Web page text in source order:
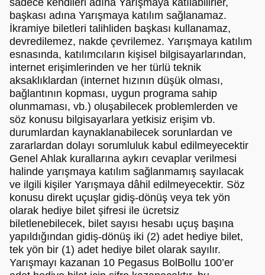
başkası adına Yarışmaya katılım sağlanamaz.
İkramiye biletleri talihliden başkası kullanamaz,
devredilemez, nakde çevrilemez. Yarışmaya katılım
esnasında, katılımcıların kişisel bilgisayarlarından,
internet erişimlerinden ve her türlü teknik
aksaklıklardan (internet hızının düşük olması,
bağlantının kopması, uygun programa sahip
olunmaması, vb.) oluşabilecek problemlerden ve
söz konusu bilgisayarlara yetkisiz erişim vb.
durumlardan kaynaklanabilecek sorunlardan ve
zararlardan dolayı sorumluluk kabul edilmeyecektir
Genel Ahlak kurallarına aykırı cevaplar verilmesi
halinde yarışmaya katılım sağlanmamış sayılacak
ve ilgili kişiler Yarışmaya dâhil edilmeyecektir. Söz
konusu direkt uçuşlar gidiş-dönüş veya tek yön
olarak hediye bilet şifresi ile ücretsiz
biletlenebilecek, bilet sayısı hesabı uçuş başına
yapıldığından gidiş-dönüş iki (2) adet hediye bilet,
tek yön bir (1) adet hediye bilet olarak sayılır.
Yarışmayı kazanan 10 Pegasus BolBollu 100’er